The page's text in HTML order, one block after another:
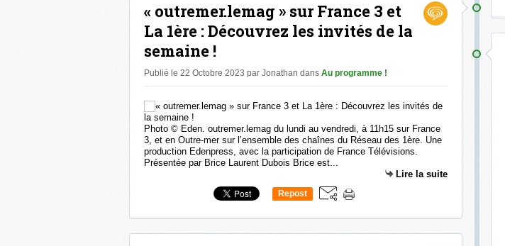
« outremer.lemag » sur France 3 et
La 1ère : Découvrez les invités de la
semaine !
Publié le 22 Octobre 2023 par Jonathan dans Au programme !
Photo © Eden. outremer.lemag du lundi au vendredi, à 11h15 sur France
3, et en Outre-mer sur l’ensemble des chaînes du Réseau des 1ère. Une
production Edenpress, avec la participation de France Télévisions.
Présentée par Brice Laurent Dubois Brice est...
Lire la suite
Repost